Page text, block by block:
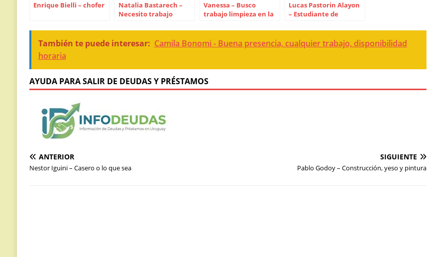
Enrique Bielli – chofer
Natalia Bastarech –
Necesito trabajo
Vanessa – Busco
trabajo limpieza en la
Lucas Pastorin Alayon
– Estudiante de
Salud
También te puede interesar: Camila Bonomi - Buena presencia, cualquier trabajo, disponibilidad
horaria
AYUDA PARA SALIR DE DEUDAS Y PRÉSTAMOS
ANTERIOR
Nestor Iguini – Casero o lo que sea
SIGUIENTE
Pablo Godoy – Construcción, yeso y pintura